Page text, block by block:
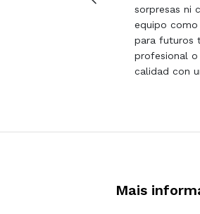
sorpresas ni
equipo
para futuros
profesional
calidad con
Mais